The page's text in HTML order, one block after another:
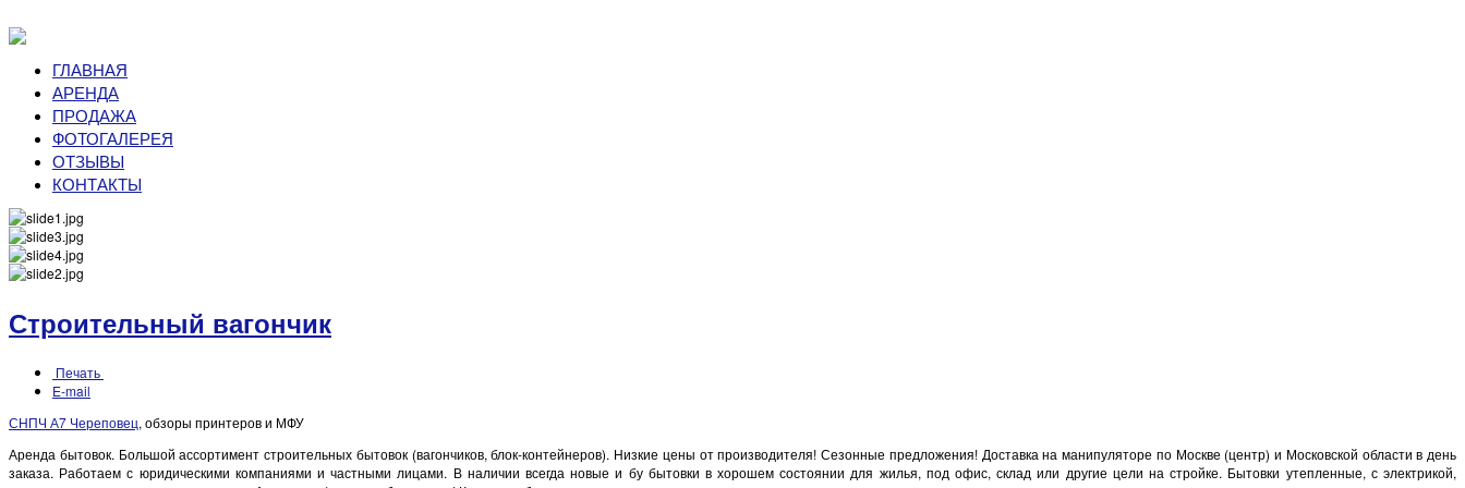
ГЛАВНАЯ
АРЕНДА
ПРОДАЖА
ФОТОГАЛЕРЕЯ
ОТЗЫВЫ
КОНТАКТЫ
Строительный вагончик
Печать
E-mail
СНПЧ А7 Череповец, обзоры принтеров и МФУ
Аренда бытовок. Большой ассортимент строительных бытовок (вагончиков, блок-контейнеров). Низкие цены от производителя! Сезонные предложения! Доставка на манипуляторе по Москве (центр) и Московской области в день
заказа. Работаем с юридическими компаниями и частными лицами. В наличии всегда новые и бу бытовки в хорошем состоянии для жилья, под офис, склад или другие цели на стройке. Бытовки утепленные, с электрикой,